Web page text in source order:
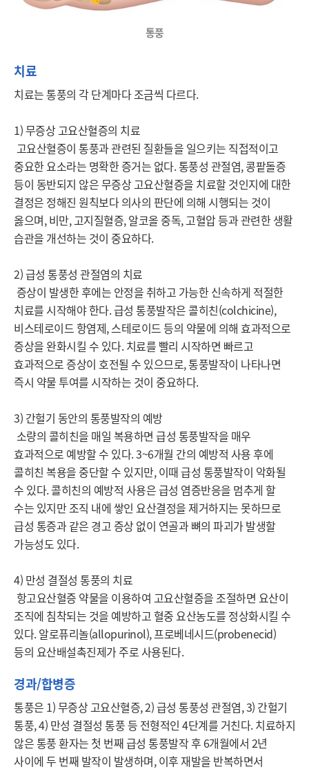
통풍
치료
치료는 통풍의 각 단계마다 조금씩 다르다.
1) 무증상 고요산혈증의 치료
중요한 요소라는 명확한 증거는 없다. 통풍성 관절염, 콩팥돌증
등이 동반되지 않은 무증상 고요산혈증을 치료할 것인지에 대한
결정은 정해진 원칙보다 의사의 판단에 의해 시행되는 것이
옳으며, 비만, 고지질혈증, 알코올 중독, 고혈압 등과 관련한 생활
습관을 개선하는 것이 중요하다.
2) 급성 통풍성 관절염의 치료
치료를 시작해야 한다. 급성 통풍발작은 콜히친(colchicine),
비스테로이드 항염제, 스테로이드 등의 약물에 의해 효과적으로
증상을 완화시킬 수 있다. 치료를 빨리 시작하면 빠르고
효과적으로 증상이 호전될 수 있으므로, 통풍발작이 나타나면
즉시 약물 투여를 시작하는 것이 중요하다.
3) 간헐기 동안의 통풍발작의 예방
효과적으로 예방할 수 있다. 3~6개월 간의 예방적 사용 후에
콜히친 복용을 중단할 수 있지만, 이때 급성 통풍발작이 악화될
수 있다. 콜히친의 예방적 사용은 급성 염증반응을 멈추게 할
수는 있지만 조직 내에 쌓인 요산결정을 제거하지는 못하므로
급성 통증과 같은 경고 증상 없이 연골과 뼈의 파괴가 발생할
가능성도 있다.
4) 만성 결절성 통풍의 치료
조직에 침착되는 것을 예방하고 혈중 요산농도를 정상화시킬 수
있다. 알로퓨리놀(allopurinol), 프로베네시드(probenecid)
등의 요산배설촉진제가 주로 사용된다.
경과/합병증
통풍은 1) 무증상 고요산혈증, 2) 급성 통풍성 관절염, 3) 간헐기
통풍, 4) 만성 결절성 통풍 등 전형적인 4단계를 거친다. 치료하지
않은 통풍 환자는 첫 번째 급성 통풍발작 후 6개월에서 2년
사이에 두 번째 발작이 발생하며, 이후 재발을 반복하면서